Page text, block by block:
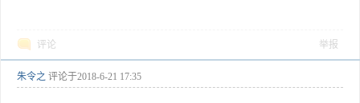
评论 举报
朱令之 评论于2018-6-21 17:35